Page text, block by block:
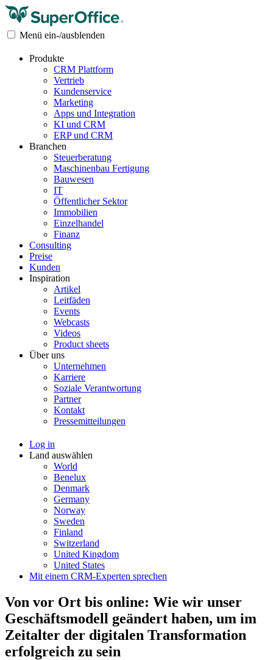
Menü ein-/ausblenden
Produkte
CRM Plattform
Vertrieb
Kundenservice
Marketing
Apps und Integration
KI und CRM
ERP und CRM
Branchen
Steuerberatung
Maschinenbau Fertigung
Bauwesen
IT
Öffentlicher Sektor
Immobilien
Einzelhandel
Finanz
Consulting
Preise
Kunden
Inspiration
Artikel
Leitfäden
Events
Webcasts
Videos
Product sheets
Über uns
Unternehmen
Karriere
Soziale Verantwortung
Partner
Kontakt
Pressemitteilungen
Log in
Land auswählen
World
Benelux
Denmark
Germany
Norway
Sweden
Finland
Switzerland
United Kingdom
United States
Mit einem CRM-Experten sprechen
Von vor Ort bis online: Wie wir unser
Geschäftsmodell geändert haben, um im
Zeitalter der digitalen Transformation
erfolgreich zu sein